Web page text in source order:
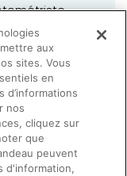
aux
sites. Vous
en
d’informations
nos
cliquez sur
que
peuvent
d'information,